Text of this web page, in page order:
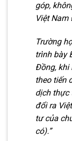
góp,
Việt
Trường
trình bày
Đồng, khi
theo tiến
dịch thực
đổi ra
tư của
có).”